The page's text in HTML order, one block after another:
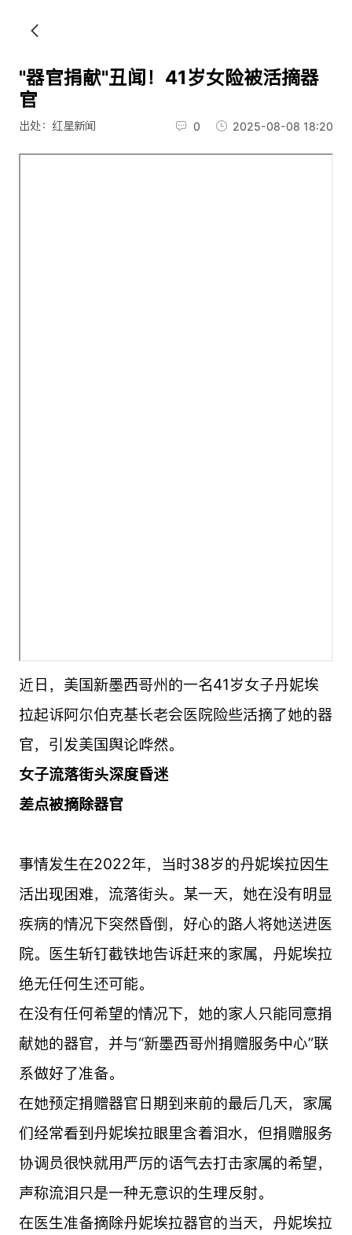
"器官捐献"丑闻！41岁女险被活摘器
官
出处：红星新闻 0 2025-08-08 18:20
近日，美国新墨西哥州的一名41岁女子丹妮埃
拉起诉阿尔伯克基长老会医院险些活摘了她的器
官，引发美国舆论哗然。
女子流落街头深度昏迷
差点被摘除器官
事情发生在2022年，当时38岁的丹妮埃拉因生
活出现困难，流落街头。某一天，她在没有明显
疾病的情况下突然昏倒，好心的路人将她送进医
院。医生斩钉截铁地告诉赶来的家属，丹妮埃拉
绝无任何生还可能。
在没有任何希望的情况下，她的家人只能同意捐
献她的器官，并与“新墨西哥州捐赠服务中心”联
系做好了准备。
在她预定捐赠器官日期到来前的最后几天，家属
们经常看到丹妮埃拉眼里含着泪水，但捐赠服务
协调员很快就用严厉的语气去打击家属的希望，
声称流泪只是一种无意识的生理反射。
在医生准备摘除丹妮埃拉器官的当天，丹妮埃拉